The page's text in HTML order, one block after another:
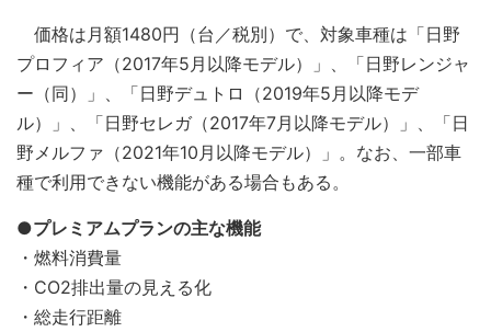
価格は月額1480円（台／税別）で、対象車種は「日野
プロフィア（2017年5月以降モデル）」、「日野レンジャ
ー（同）」、「日野デュトロ（2019年5月以降モデ
ル）」、「日野セレガ（2017年7月以降モデル）」、「日
野メルファ（2021年10月以降モデル）」。なお、一部車
種で利用できない機能がある場合もある。
●プレミアムプランの主な機能
・燃料消費量
・CO2排出量の見える化
・総走行距離